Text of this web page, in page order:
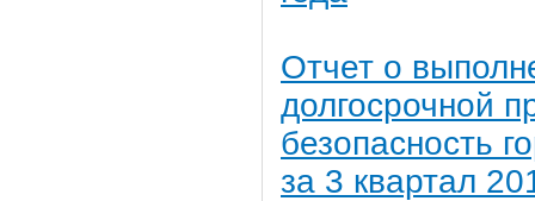
Отчет о
долгосрочной
безопасность
за 3 квартал